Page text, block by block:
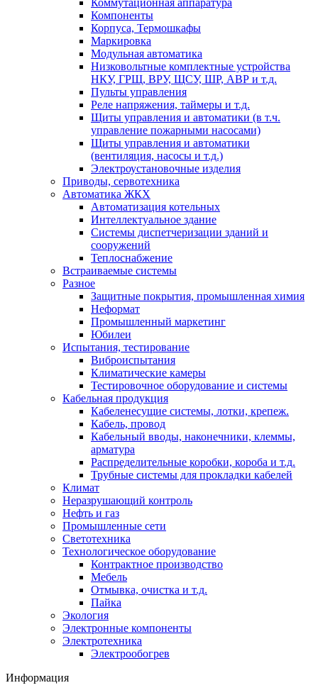
Коммутационная аппаратура
Компоненты
Корпуса, Термошкафы
Маркировка
Модульная автоматика
Низковольтные комплектные устройства
НКУ, ГРЩ, ВРУ, ЩСУ, ШР, АВР и т.д.
Пульты управления
Реле напряжения, таймеры и т.д.
Щиты управления и автоматики (в т.ч.
управление пожарными насосами)
Щиты управления и автоматики
(вентиляция, насосы и т.д.)
Электроустановочные изделия
Приводы, сервотехника
Автоматика ЖКХ
Автоматизация котельных
Интеллектуальное здание
Системы диспетчеризации зданий и
сооружений
Теплоснабжение
Встраиваемые системы
Разное
Защитные покрытия, промышленная химия
Неформат
Промышленный маркетинг
Юбилеи
Испытания, тестирование
Виброиспытания
Климатические камеры
Тестировочное оборудование и системы
Кабельная продукция
Кабеленесущие системы, лотки, крепеж.
Кабель, провод
Кабельный вводы, наконечники, клеммы,
арматура
Распределительные коробки, короба и т.д.
Трубные системы для прокладки кабелей
Климат
Неразрушающий контроль
Нефть и газ
Промышленные сети
Светотехника
Технологическое оборудование
Контрактное производство
Мебель
Отмывка, очистка и т.д.
Пайка
Экология
Электронные компоненты
Электротехника
Электрообогрев
Информация